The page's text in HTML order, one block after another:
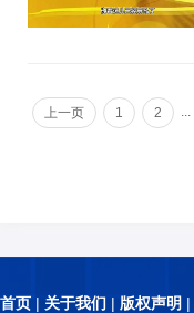
上一页 1 2 ...
首页 | 关于我们 | 版权声明 |